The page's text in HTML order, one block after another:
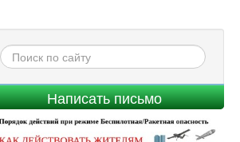
Написать письмо